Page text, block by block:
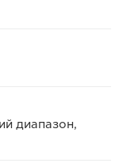
диапазон,